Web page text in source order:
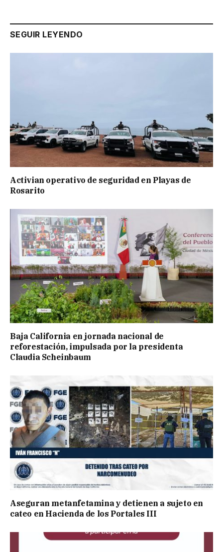
SEGUIR LEYENDO
Activian operativo de seguridad en Playas de
Rosarito
Baja California en jornada nacional de
reforestación, impulsada por la presidenta
Claudia Scheinbaum
Aseguran metanfetamina y detienen a sujeto en
cateo en Hacienda de los Portales III